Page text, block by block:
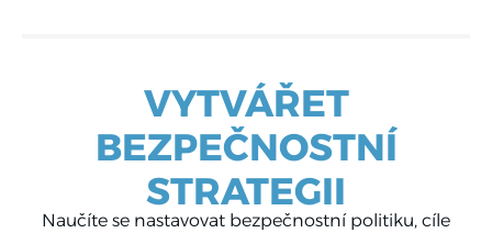
VYTVÁŘET
BEZPEČNOSTNÍ
STRATEGII​
Naučíte se nastavovat bezpečnostní politiku, cíle